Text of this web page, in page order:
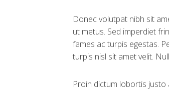
Donec volutpat nibh sit
ut metus. Sed imperdiet
fames ac turpis egestas.
turpis nisl sit amet velit.
Proin dictum lobortis